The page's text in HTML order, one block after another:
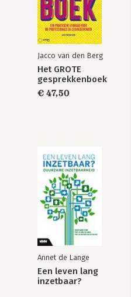
Jacco van den Berg
Het GROTE
gesprekkenboek
€ 47,50
Annet de Lange
Een leven lang
inzetbaar?